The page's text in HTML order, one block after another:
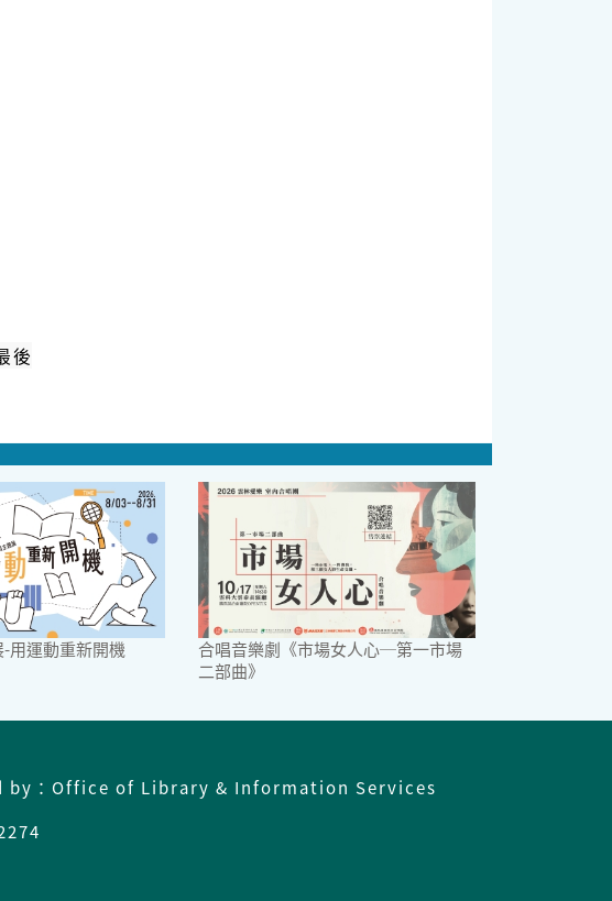
後
用運動重新開機
合唱音樂劇《市場女人心─第一市場
二部曲》
by：Office of Library & Information Services